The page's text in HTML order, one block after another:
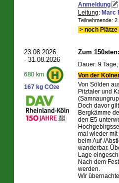
Anmeldung
Leitung: Marc
Teilnehmende:
> noch
23.08.2026
- 31.08.2026
680 km
167 kg CO2e
Zum
Dauer: 9
Von der
Von Sölden
Pitztaler und
Doch davor
Bergkämme
den E5
mal wieder
beim Auf-/
wanderbar.
Lage
Nach dem
werden.
Wir